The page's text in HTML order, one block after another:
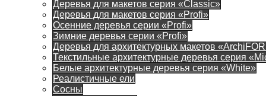
Деревья для макетов серия «Classic»
Деревья для макетов серия «Profi»
Осенние деревья серии «Profi»
Зимние деревья серии «Profi»
Деревья для архитектурных макетов
Текстильные архитектурные деревья серия
Белые архитектурные деревья серия «White»
Реалистичные ели
Сосны